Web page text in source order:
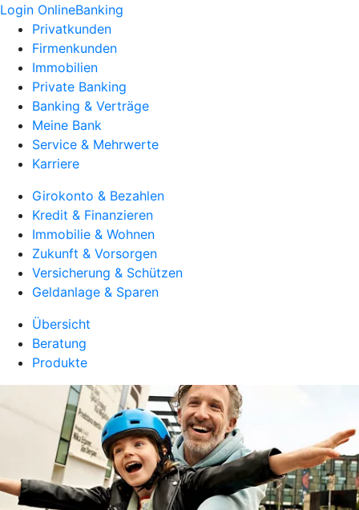
Login OnlineBanking
Privatkunden
Firmenkunden
Immobilien
Private Banking
Banking & Verträge
Meine Bank
Service & Mehrwerte
Karriere
Girokonto & Bezahlen
Kredit & Finanzieren
Immobilie & Wohnen
Zukunft & Vorsorgen
Versicherung & Schützen
Geldanlage & Sparen
Übersicht
Beratung
Produkte